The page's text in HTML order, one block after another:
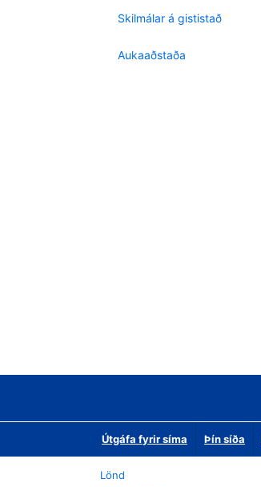
Skilmálar á gististað
Aukaaðstaða
Útgáfa fyrir síma Þín síða
Lönd